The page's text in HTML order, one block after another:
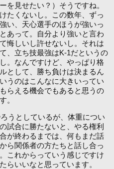
を見せたい？）そうですね。
たくないし。この数年、ずっ
い、天心選手のほうが強いっ
あって。自分より強いと言わ
悔しいし許せないし。それは
、立ち技最強はK-1だというの
。なんですけど、やっぱり格
として、勝ち負けは決まるん
うのはこんなに大きいってい
らえる機会でもあると思うの
。
うとしているが、体重につい
試合に勝たないと、やる権利
が終わるまでは、何もまだ話
ら関係者の方たちと話し合っ
これからっていう感じですけ
らいいなと思っています。